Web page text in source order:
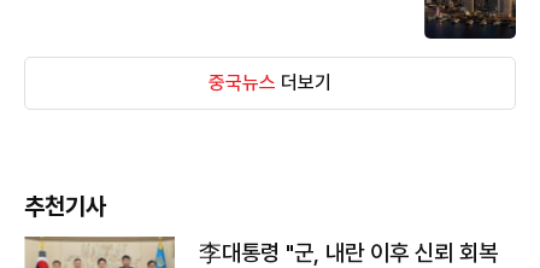
중국뉴스 더보기
추천기사
李대통령 "군, 내란 이후 신뢰 회복